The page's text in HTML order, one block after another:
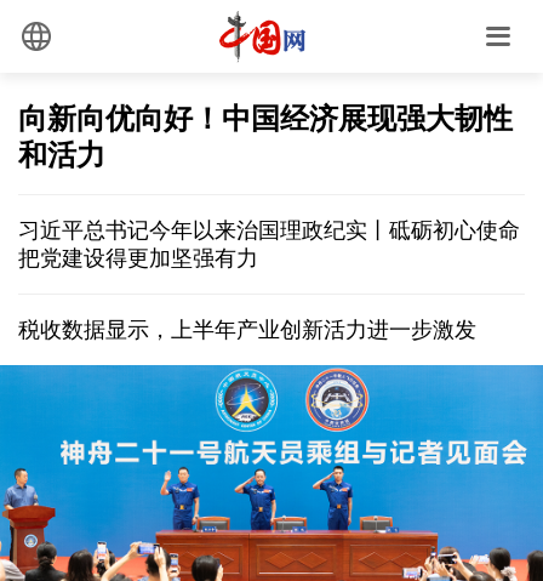
向新向优向好！中国经济展现强大韧性
和活力
习近平总书记今年以来治国理政纪实丨砥砺初心使命
把党建设得更加坚强有力
税收数据显示，上半年产业创新活力进一步激发